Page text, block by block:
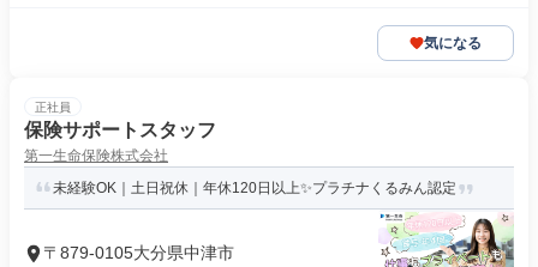
気になる
正社員
保険サポートスタッフ
第一生命保険株式会社
未経験OK｜土日祝休｜年休120日以上✨プラチナくるみん認定
〒879-0105大分県中津市